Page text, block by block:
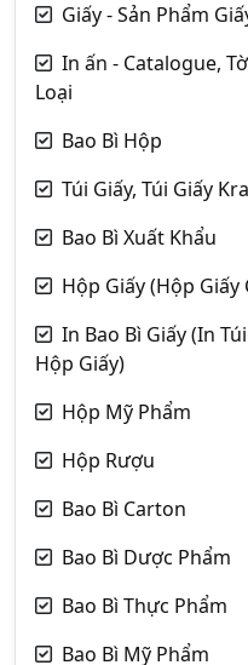
Giấy - Sản Phẩm
In ấn - Catalogue,
Loại
Bao Bì Hộp
Túi Giấy, Túi Giấy
Bao Bì Xuất Khẩu
Hộp Giấy (Hộp
In Bao Bì Giấy (In
Hộp Giấy)
Hộp Mỹ Phẩm
Hộp Rượu
Bao Bì Carton
Bao Bì Dược Phẩm
Bao Bì Thực Phẩm
Bao Bì Mỹ Phẩm